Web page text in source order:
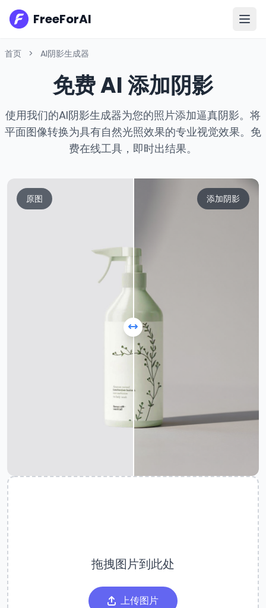
FreeForAI
首页 > AI阴影生成器
免费 AI 添加阴影
使用我们的AI阴影生成器为您的照片添加逼真阴影。将
平面图像转换为具有自然光照效果的专业视觉效果。免
费在线工具，即时出结果。
原图 添加阴影
拖拽图片到此处
上传图片